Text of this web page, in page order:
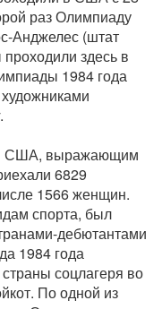
раз Олимпиаду
Анджелес (штат
здесь в
1984 года
США, выражающим
6829
1566 женщин.
спорта, был
дебютантами
1984 года
соцлагеря во
По одной из